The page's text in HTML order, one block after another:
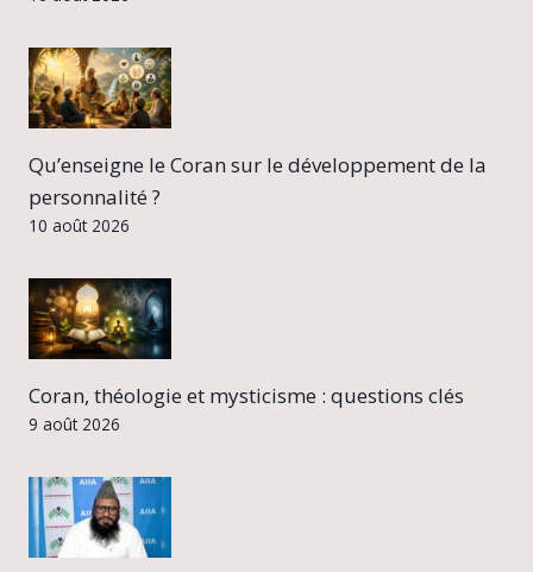
Qu’enseigne le Coran sur le développement de la
personnalité ?
10 août 2026
Coran, théologie et mysticisme : questions clés
9 août 2026